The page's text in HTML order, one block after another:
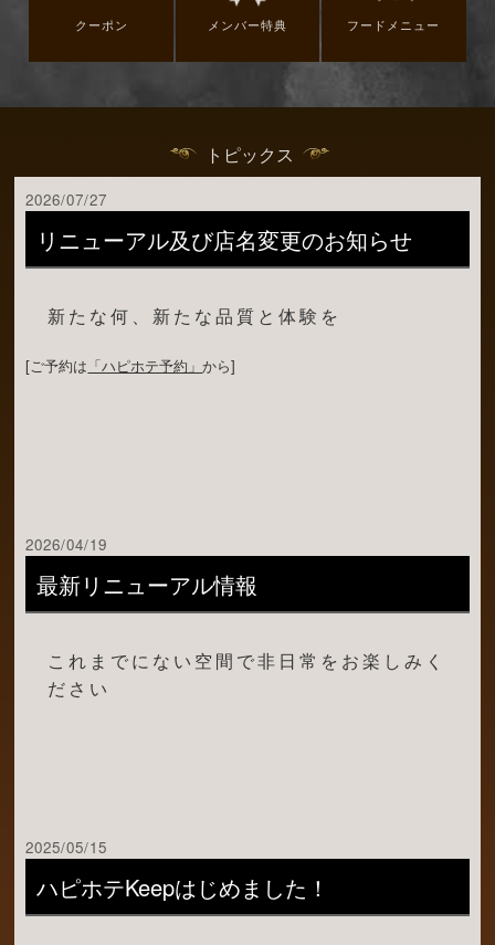
クーポン メンバー特典 フードメニュー
トピックス
2026/07/27
リニューアル及び店名変更のお知らせ
新たな何、新たな品質と体験を
[ご予約は 「ハピホテ予約」から]
2026/04/19
最新リニューアル情報
これまでにない空間で非日常をお楽しみく
ださい
2025/05/15
ハピホテKeepはじめました！